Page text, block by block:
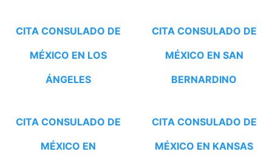
CITA CONSULADO DE
MÉXICO EN LOS
ÁNGELES
CITA CONSULADO DE
MÉXICO EN SAN
BERNARDINO
CITA CONSULADO DE
MÉXICO EN
CITA CONSULADO DE
MÉXICO EN KANSAS